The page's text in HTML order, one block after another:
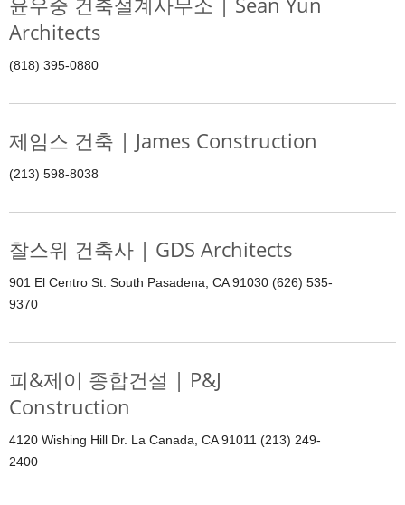
Architects
(818) 395-0880
제임스 건축 | James Construction
(213) 598-8038
찰스위 건축사 | GDS Architects
901 El Centro St. South Pasadena, CA 91030 (626) 535-
9370
피&제이 종합건설 | P&J
Construction
4120 Wishing Hill Dr. La Canada, CA 91011 (213) 249-
2400